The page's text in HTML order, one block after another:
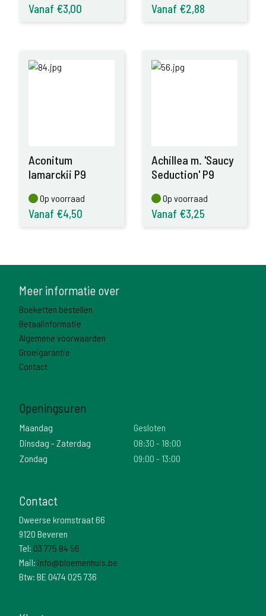
Vanaf €3,00 Vanaf €2,88
Aconitum
lamarckii P9
Op voorraad
Op voorraad
Vanaf €4,50
Achillea m. 'Saucy
Seduction' P9
Op voorraad
Op voorraad
Vanaf €3,25
Meer informatie over
Boeketten bestellen
Betaalinformatie
Algemene voorwaarden
Groeigarantie
Contact
Openingsuren
Maandag
Gesloten
Dinsdag - Zaterdag
08:30 - 18:00
Zondag
09:00 - 13:00
Contact
Dweerse kromstraat 66
9120 Beveren
Tel: 03 775 84 56
Mail: info@bloemenhuis.be
Btw: BE 0474 025 736